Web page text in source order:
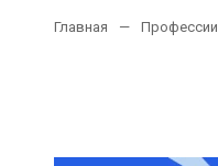
Главная Профессии